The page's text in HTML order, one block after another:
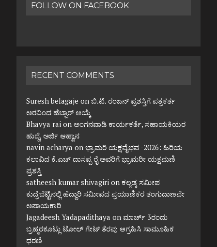
FOLLOW ON FACEBOOK
RECENT COMMENTS
Suresh belagaje on ಬಿ.ಟಿ. ರಂಜನ್ ಪ್ರಶಸ್ತಿಗೆ ಪತ್ರಕರ್ತ
ಅರವಿಂದ ಹೆಬ್ಬಾರ್ ಆಯ್ಕೆ
Bhavya raion ಅಂಗನವಾಡಿ ಕಾರ್ಯಕರ್ತೆ, ಸಹಾಯಕಿಯರ
ಹುದ್ದೆ, ಅರ್ಜಿ ಆಹ್ವಾನ
navin acharya on ಭ್ರಾಮರಿ ಯಕ್ಷವೈಭವ -2026: ಹಿರಿಯ
ಕಲಾವಿದ ಕೆ.ಎಚ್ ದಾಸಪ್ಪ ರೈ ಅವರಿಗೆ ಭ್ರಾಮರೀ ಯಕ್ಷಮಣಿ
ಪ್ರಶಸ್ತಿ
satheesh kumar shivagirion ಕಲ್ಲಡ್ಕ ಸಮೀಪ
ಕುದ್ರೆಬೆಟ್ಟಿನಲ್ಲಿ ಹೆದ್ದಾರಿ ಸಮೀಪದ ಪ್ರಯಾಣಿಕರ ತಂಗುದಾಣವೇ
ಅಪಾಯಕಾರಿ
Jagadeesh Yadapadithaya on ಮಾರ್ಚ್ 3ರಂದು
ಬ್ರಹ್ಮರಕೂಟ್ಲು ಟೋಲ್ ಗೇಟ್ ತೆರವು ಆಗ್ರಹಿಸಿ ಸಾಮೂಹಿಕ
ಧರಣಿ